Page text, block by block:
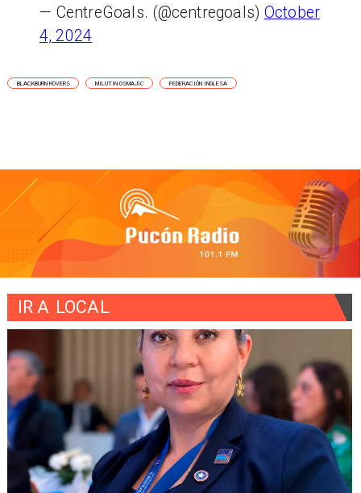
— CentreGoals. (@centregoals) October
4, 2024
BLACKBURN ROVERS MILUTIN OSMAJIC FEDERACIÓN INGLESA
IR A LOCAL